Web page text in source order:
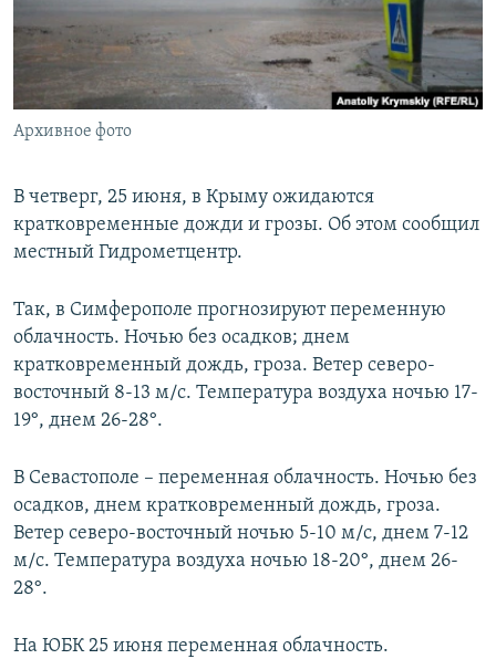
КРЫМ.НЕПОКОРЕННЫЙ
ELIFBE
УКРАИНСКАЯ ПРОБЛЕМА КРЫМА
Архивное фото
В четверг, 25 июня, в Крыму ожидаются
кратковременные дожди и грозы. Об этом сообщил
местный Гидрометцентр.
Так, в Симферополе прогнозируют переменную
облачность. Ночью без осадков; днем
кратковременный дождь, гроза. Ветер северо-
восточный 8-13 м/с. Температура воздуха ночью 17-
19°, днем 26-28°.
В Севастополе – переменная облачность. Ночью без
осадков, днем кратковременный дождь, гроза.
Ветер северо-восточный ночью 5-10 м/с, днем 7-12
м/с. Температура воздуха ночью 18-20°, днем 26-
28°.
На ЮБК 25 июня переменная облачность.